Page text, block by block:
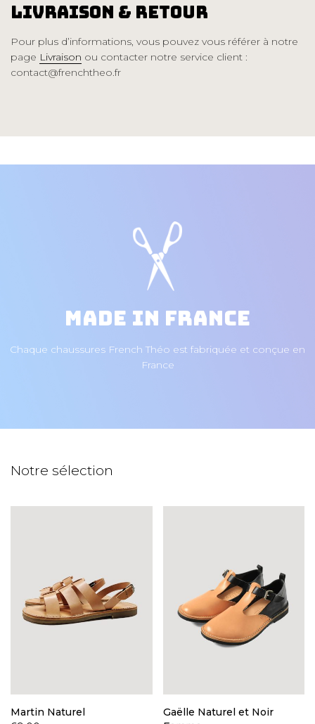
Livraison & Retour
Pour plus d’informations, vous pouvez vous référer à notre
page Livraison ou contacter notre service client :
contact@frenchtheo.fr
Made in France
Chaque chaussures French Théo est fabriquée et conçue en
France
Notre sélection
Martin Naturel
Gaëlle Naturel et Noir